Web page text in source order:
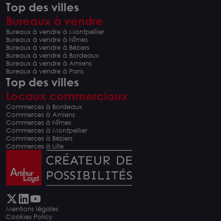
Top des villes
Bureaux à vendre
Bureaux à vendre à Montpellier
Bureaux à vendre à Nîmes
Bureaux à vendre à Béziers
Bureaux à vendre à Bordeaux
Bureaux à vendre à Amiens
Bureaux à vendre à Paris
Top des villes
Locaux commerciaux
Commerces à Bordeaux
Commerces à Amiens
Commerces à Nîmes
Commerces à Montpellier
Commerces à Béziers
Commerces à Lille
Mentions légales
Cookies Policy